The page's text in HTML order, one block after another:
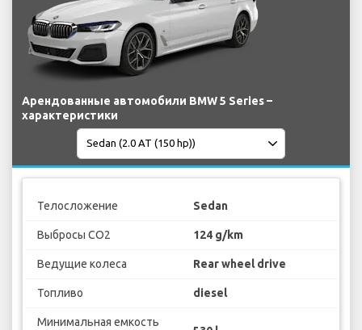
Арендованные автомобили BMW 5 Series –
характеристики
Телосложение Sedan
Выбросы CO2 124 g/km
Ведущие колеса Rear wheel drive
Топливо diesel
Минимальная емкость